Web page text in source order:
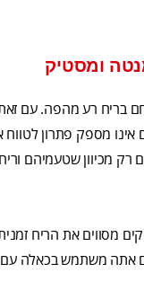
ומסטיק
בריח רע מהפה. עם
מספק פתרון לטווח
רק מכיוון שטעמיהם
מסווים את הריח
אתה משתמש בכאלה עם